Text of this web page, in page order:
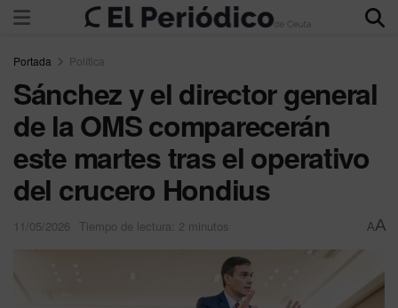
Portada Política
Sánchez y el director general
de la OMS comparecerán
este martes tras el operativo
del crucero Hondius
11/05/2026 Tiempo de lectura: 2 minutos AA